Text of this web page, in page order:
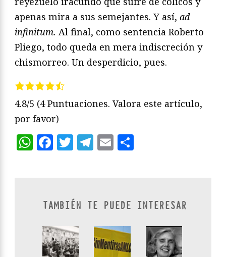
apenas mira a sus semejantes. Y así, ad
infinitum. Al final, como sentencia Roberto
Pliego, todo queda en mera indiscreción y
chismorreo. Un desperdicio, pues.
4.8/5 (4 Puntuaciones. Valora este artículo,
por favor)
WhatsApp
Facebook
Twitter
Telegram
Email
TAMBIÉN TE PUEDE INTERESAR